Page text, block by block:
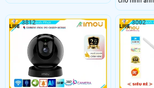
giải lên đến 3.0 megapixel, IPC-
Khả năng xem được ban đêm Full
Color trong khoảng cách 30m giúp
quan sát hiệu quả ngay cả khi ánh
sáng yếu và có chức năng Báo Động
Chuyển Động rất lý tưởng cho việc
lắp đặt giám sát trong gia đình, căn
hộ hoặc công trình khác
nét, Camera
thiết kế IP
đêm thông
hợp micro
xâm nhập
3812 3002